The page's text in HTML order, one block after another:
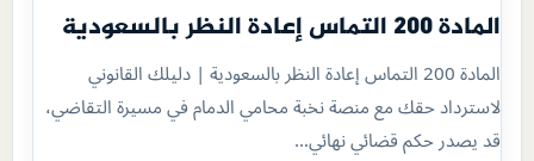
المادة 200 التماس إعادة النظر بالسعودية
المادة 200 التماس إعادة النظر بالسعودية | دليلك القانوني
لاسترداد حقك مع منصة نخبة محامي الدمام في مسيرة التقاضي،
قد يصدر حكم قضائي نهائي…